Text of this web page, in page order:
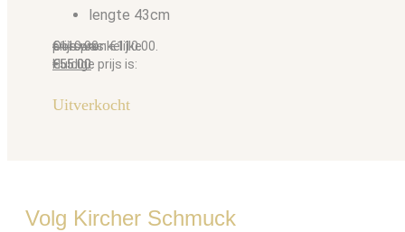
lengte 43cm
€110.00
Oorspronkelijke prijs was: €110.00.
€55.00
Huidige prijs is: €55.00.
Uitverkocht
Volg Kircher Schmuck